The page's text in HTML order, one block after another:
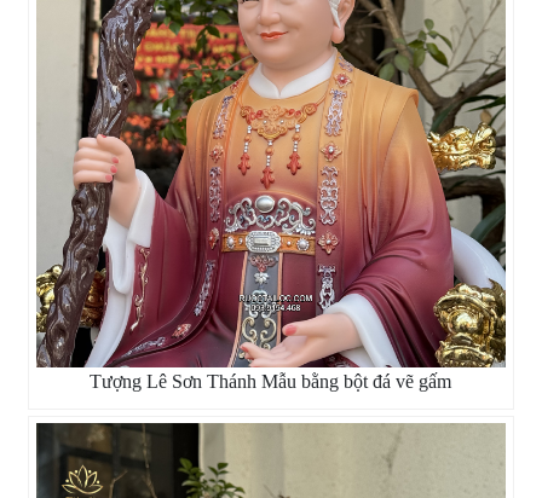
Tượng Lê Sơn Thánh Mẫu bằng bột đá vẽ gấm